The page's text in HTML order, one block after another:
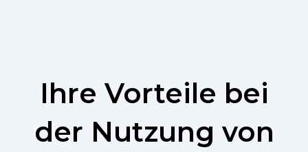
Ihre Vorteile bei
der Nutzung von